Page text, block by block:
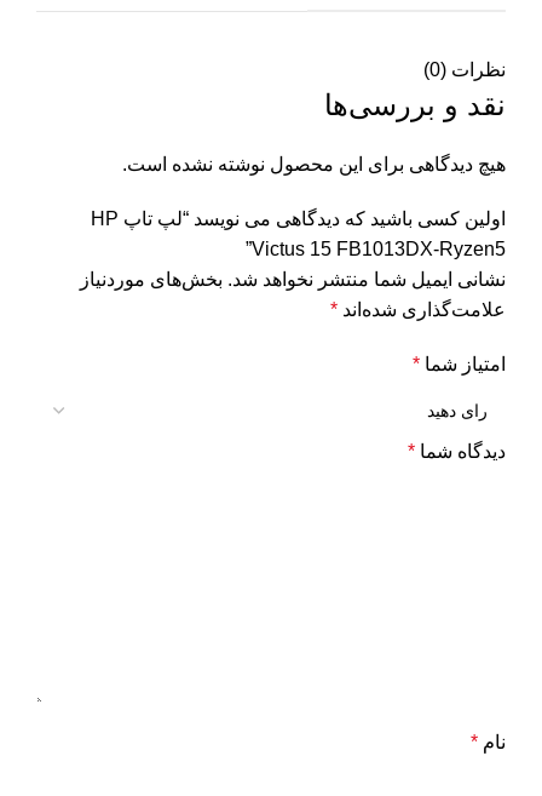
نظرات (0)
نقد و بررسی‌ها
هیچ دیدگاهی برای این محصول نوشته نشده است.
اولین کسی باشید که دیدگاهی می نویسد “لپ تاپ HP
Victus 15 FB1013DX-Ryzen5”
نشانی ایمیل شما منتشر نخواهد شد. بخش‌های موردنیاز
علامت‌گذاری شده‌اند *
امتیاز شما *
دیدگاه شما *
نام *